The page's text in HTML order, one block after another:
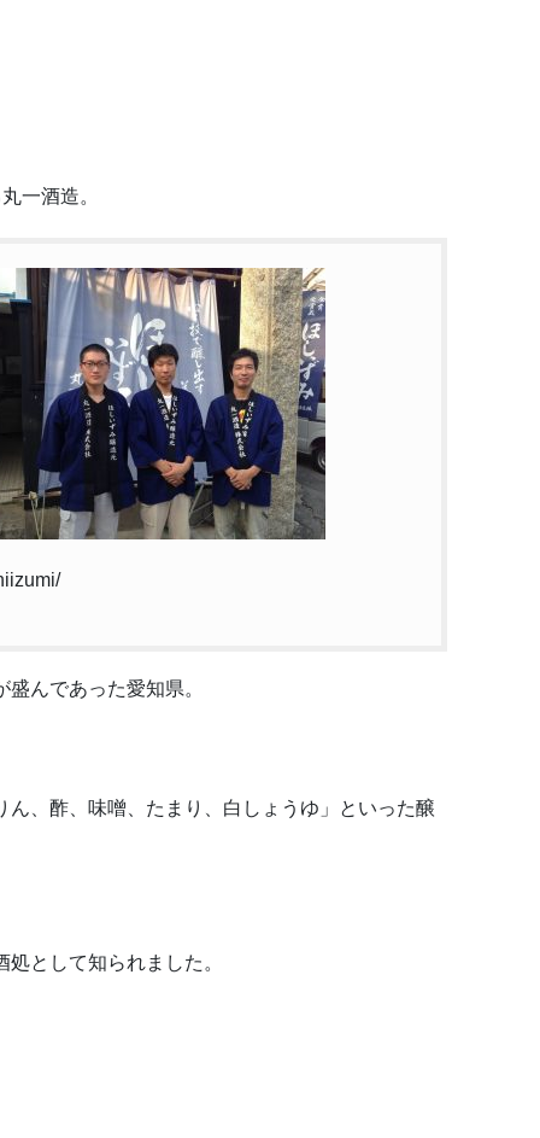
一酒造。
んであった愛知県。
、酢、味噌、たまり、白しょうゆ」といった醸
として知られました。